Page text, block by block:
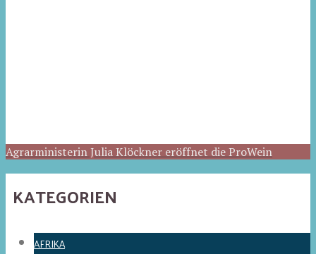
Agrarministerin Julia Klöckner eröffnet die ProWein
KATEGORIEN
AFRIKA